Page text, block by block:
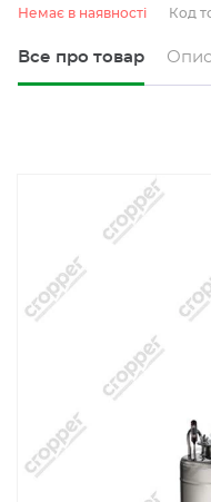
Немає в наявності Код
Все про товар Опис